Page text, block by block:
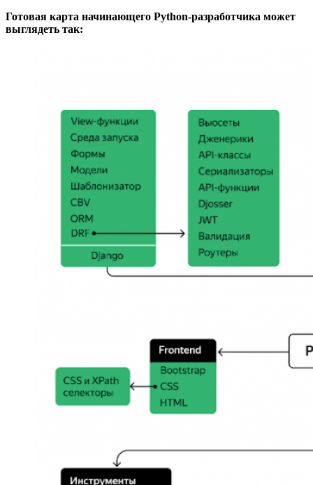
Готовая карта начинающего Python-разработчика может
выглядеть так: